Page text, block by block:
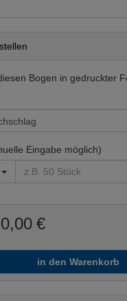
Bogen in gedruckter
Eingabe möglich)
0,00 €
in den Warenkorb